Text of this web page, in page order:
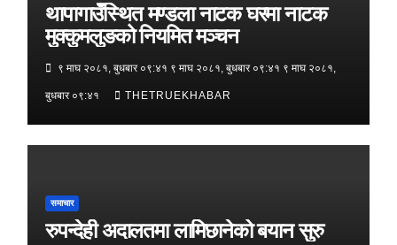
थापागाउँस्थित मण्डला नाटक घरमा नाटक
मुक्कुमलुङको नियमित मञ्चन
९ माघ २०८१, बुधबार ०९:४१ ९ माघ २०८१, बुधबार ०९:४१ ९ माघ २०८१,
बुधबार ०९:४१ THETRUEKHABAR
समाचार
रुपन्देही अदालतमा लामिछानेको बयान सुरु